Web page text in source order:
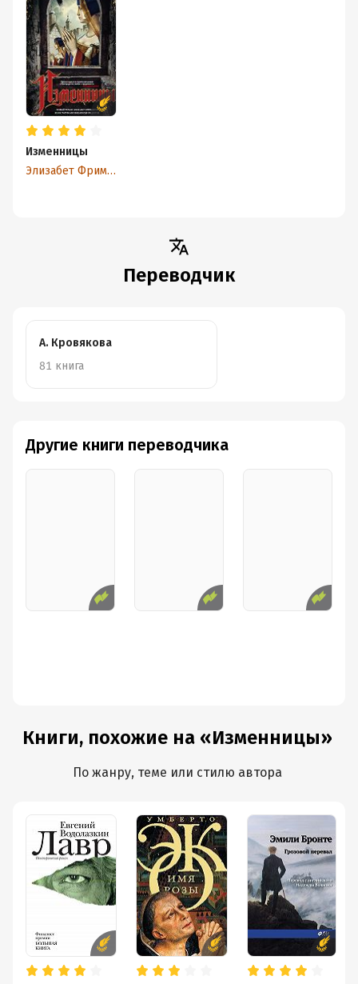
Изменницы
Элизабет Фримантл
Переводчик
А. Кровякова
81 книга
Другие книги переводчика
Книги, похожие на «Изменницы»
По жанру, теме или стилю автора